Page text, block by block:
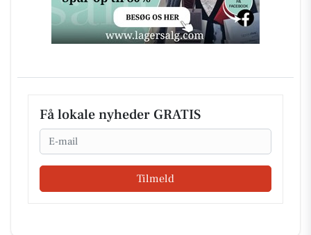
Få lokale nyheder GRATIS
Email
Tilmeld